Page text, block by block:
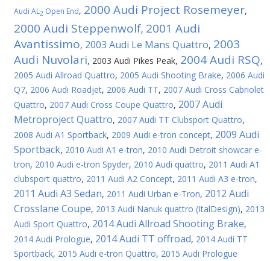
Audi AL2 Open End, 2000 Audi Project Rosemeyer,
2000 Audi Steppenwolf, 2001 Audi
Avantissimo, 2003 Audi Le Mans Quattro, 2003
Audi Nuvolari, 2003 Audi Pikes Peak, 2004 Audi RSQ,
2005 Audi Allroad Quattro, 2005 Audi Shooting Brake, 2006 Audi
Q7, 2006 Audi Roadjet, 2006 Audi TT, 2007 Audi Cross Cabriolet
Quattro, 2007 Audi Cross Coupe Quattro, 2007 Audi
Metroproject Quattro, 2007 Audi TT Clubsport Quattro,
2008 Audi A1 Sportback, 2009 Audi e-tron concept, 2009 Audi
Sportback, 2010 Audi A1 e-tron, 2010 Audi Detroit showcar e-
tron, 2010 Audi e-tron Spyder, 2010 Audi quattro, 2011 Audi A1
clubsport quattro, 2011 Audi A2 Concept, 2011 Audi A3 e-tron,
2011 Audi A3 Sedan, 2011 Audi Urban e-Tron, 2012 Audi
Crosslane Coupe, 2013 Audi Nanuk quattro (ItalDesign), 2013
Audi Sport Quattro, 2014 Audi Allroad Shooting Brake,
2014 Audi Prologue, 2014 Audi TT offroad, 2014 Audi TT
Sportback, 2015 Audi e-tron Quattro, 2015 Audi Prologue